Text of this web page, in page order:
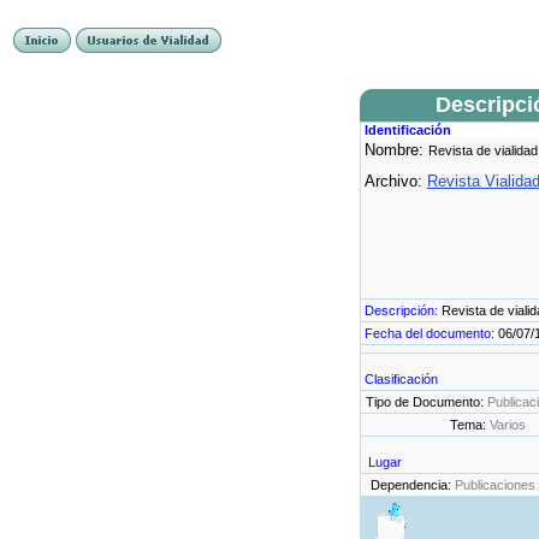
Identificación
Nombre: Revista de
Archivo: Revista
Descripción: Revista de
Fecha del documento: 06/07/
Clasificación
Tipo de Documento:
Tema: Varios
Lugar
Dependencia: Publicaciones